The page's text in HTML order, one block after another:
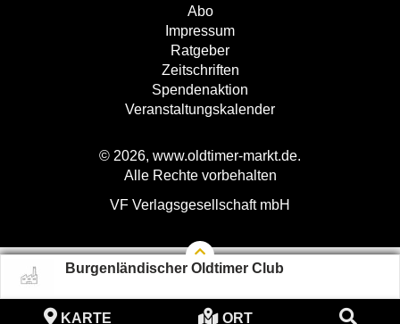
KARTE ORT
Burgenländischer Oldtimer Club
Abo
Impressum
Ratgeber
Zeitschriften
Spendenaktion
Veranstaltungskalender
© 2026, www.oldtimer-markt.de.
Alle Rechte vorbehalten
VF Verlagsgesellschaft mbH